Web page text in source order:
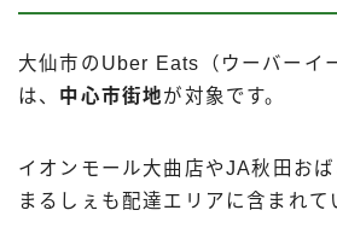
大仙市のUber Eats（ウーバーイ
は、 中心市街地が対象です。
イオンモール大曲店やJA秋田お
まるしぇも配達エリアに含まれて